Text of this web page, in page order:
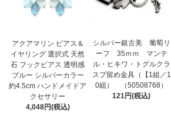
アクアマリン ピアス＆
イヤリング 選択式 天然
石 フックピアス 透明感
ブルー シルバーカラー
約4.5cm ハンドメイドア
クセサリー
4,048円(税込)
シルバー銀古美 葡萄リ
ーフ 35ｍｍ マンテ
ル・ヒキワ・トグルクラ
スプ留め金具（【1組／1
0組） （50508768）
121円(税込)